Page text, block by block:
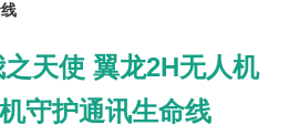
天使 翼龙2H无人机
守护通讯生命线